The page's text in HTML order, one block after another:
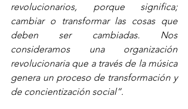
revolucionarios, porque significa;
cambiar o transformar las cosas que
deben ser cambiadas. Nos
consideramos una organización
revolucionaria que a través de la música
genera un proceso de transformación y
de concientización social”.